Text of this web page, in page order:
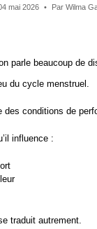
mai 2026 Par Wilma
parle beaucoup de
du cycle menstruel.
des conditions de
influence :
traduit autrement.